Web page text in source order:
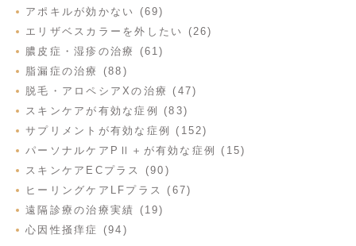
アポキルが効かない (69)
エリザベスカラーを外したい (26)
膿皮症・湿疹の治療 (61)
脂漏症の治療 (88)
脱毛・アロペシアXの治療 (47)
スキンケアが有効な症例 (83)
サプリメントが有効な症例 (152)
パーソナルケアPⅡ＋が有効な症例 (15)
スキンケアECプラス (90)
ヒーリングケアLFプラス (67)
遠隔診療の治療実績 (19)
心因性掻痒症 (94)